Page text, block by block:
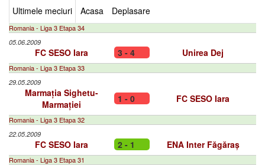
Ultimele meciuri Acasa Deplasare
Romania - Liga 3 Etapa 34
05.06.2009
FC SESO Iara 3 - 4 Unirea Dej
Romania - Liga 3 Etapa 33
29.05.2009
Marmația Sighetu-
Marmației
1 - 0 FC SESO Iara
Romania - Liga 3 Etapa 32
22.05.2009
FC SESO Iara 2 - 1 ENA Inter Făgăraș
Romania - Liga 3 Etapa 31